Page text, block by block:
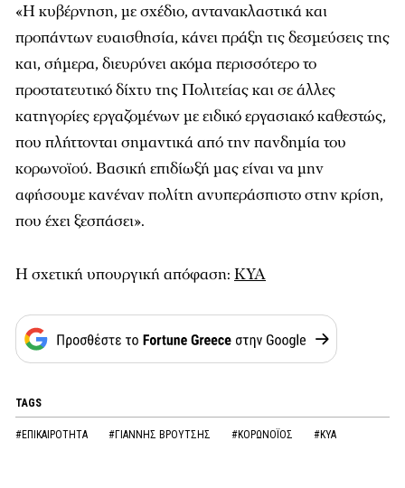
«Η κυβέρνηση, με σχέδιο, αντανακλαστικά και
προπάντων ευαισθησία, κάνει πράξη τις δεσμεύσεις της
και, σήμερα, διευρύνει ακόμα περισσότερο το
προστατευτικό δίχτυ της Πολιτείας και σε άλλες
κατηγορίες εργαζομένων με ειδικό εργασιακό καθεστώς,
που πλήττονται σημαντικά από την πανδημία του
κορωνοϊού. Βασική επιδίωξή μας είναι να μην
αφήσουμε κανέναν πολίτη ανυπεράσπιστο στην κρίση,
που έχει ξεσπάσει».
Η σχετική υπουργική απόφαση: ΚΥΑ
TAGS
#ΕΠΙΚΑΙΡΟΤΗΤΑ #ΓΙΑΝΝΗΣ ΒΡΟΥΤΣΗΣ #ΚΟΡΩΝOΪΟΣ #ΚΥΑ